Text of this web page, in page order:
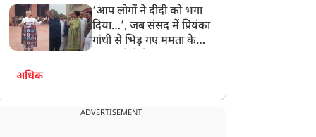
‘आप लोगों ने दीदी को भगा
दिया…’, जब संसद में प्रियंका
गांधी से भिड़ गए ममता के
अधिक
ADVERTISEMENT